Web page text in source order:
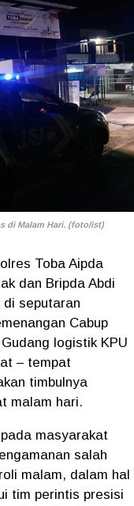
di Malam Hari. (foto/ist)
Toba Aipda
dan Bripda Abdi
seputaran
Cabup
logistik KPU
– tempat
timbulnya
malam hari.
masyarakat
salah
malam, dalam hal
tim perintis presisi